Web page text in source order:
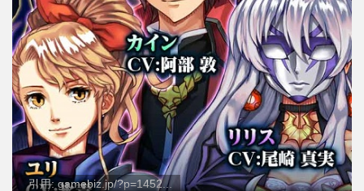
引用: gamebiz.jp/?p=1452...